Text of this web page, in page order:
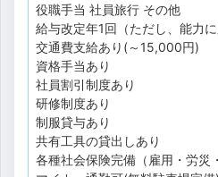
役職手当 社員旅行 その他
給与改定年1回（ただし、能力に
交通費支給あり(～15,000円)
資格手当あり
社員割引制度あり
研修制度あり
制服貸与あり
共有工具の貸出しあり
各種社会保険完備（雇用・労災